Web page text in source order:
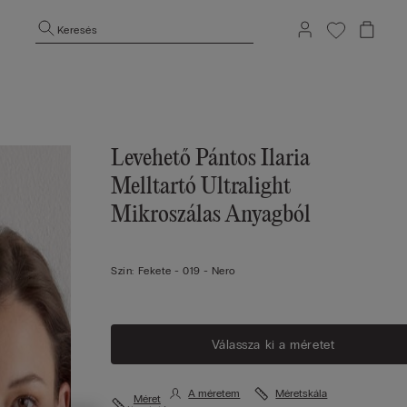
Keresés
Levehető Pántos Ilaria
Melltartó Ultralight
Mikroszálas Anyagból
Szín: Fekete -019 - Nero
Válassza ki a méretet
Méret
A méretem Méretskála